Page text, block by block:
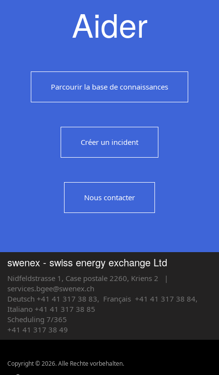
Aider
Parcourir la base de connaissances
Créer un incident
Nous contacter
swenex - swiss energy exchange Ltd
Nidfeldstrasse 1, Case postale 2260, Kriens 2
|
services.bgee@swenex.ch
Deutsch +41 41 317 38 83, Français +41 41 317 38 84,
Italiano +41 41 317 38 85
Scheduling 7/365
+41 41 317 38 49
Copyright © 2026. Alle Rechte vorbehalten.